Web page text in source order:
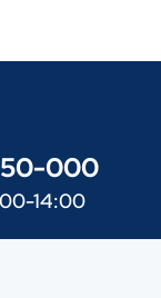
000
14:00